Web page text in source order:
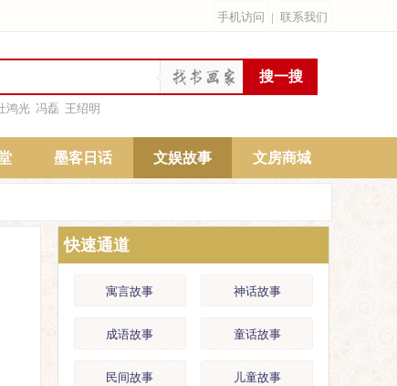
手机访问 | 联系我们
鸿光 冯磊 王绍明
墨客日话 文娱故事 文房商城
快速通道
寓言故事 神话故事
成语故事 童话故事
民间故事 儿童故事